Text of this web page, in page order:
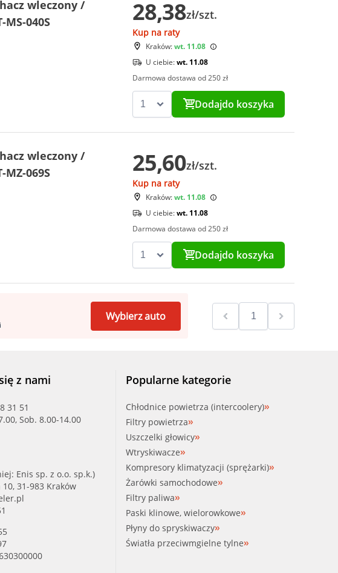
wleczony /
MS-040S
28,38zł/szt.
Kup na raty
Kraków:wt. 11.08
U ciebie:wt. 11.08
Darmowa dostawa od 250 zł
Dodajdo koszyka
wleczony /
MZ-069S
25,60zł/szt.
Kup na raty
Kraków:wt. 11.08
U ciebie:wt. 11.08
Darmowa dostawa od 250 zł
Dodajdo koszyka
Wybierz auto
z nami
31 51
Sob. 8.00-14.00
Enis sp. z o.o. sp.k.)
31-983 Kraków
Popularne kategorie
Chłodnice powietrza (intercoolery)
Filtry powietrza
Uszczelki głowicy
Wtryskiwacze
Kompresory klimatyzacji (sprężarki)
Żarówki samochodowe
Filtry paliwa
Paski klinowe, wielorowkowe
Płyny do spryskiwaczy
Światła przeciwmgielne tylne